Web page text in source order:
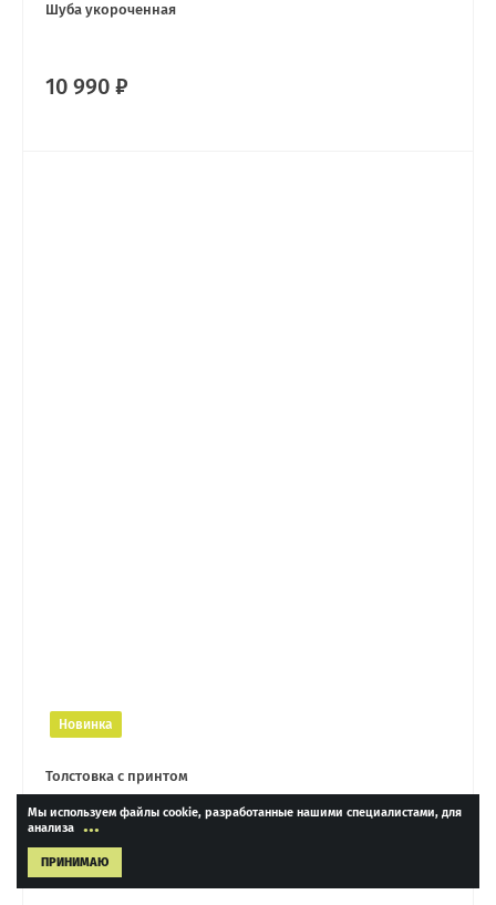
Шуба укороченная
10 990 ₽
Новинка
Толстовка с принтом
3 990 ₽
Мы используем файлы cookie, разработанные нашими специалистами, для
анализа
...
ПРИНИМАЮ